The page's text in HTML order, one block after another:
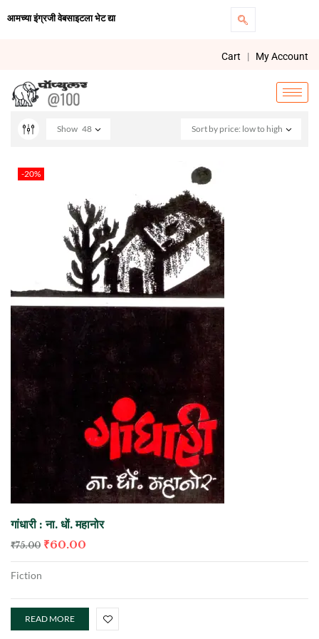
आमच्या इंग्रजी वेबसाइटला भेट द्या
Cart | My Account
Sort by price: low to high
Show 48
-20%
गांधारी : ना. धों. महानोर
₹75.00 ₹60.00
Fiction
READ MORE